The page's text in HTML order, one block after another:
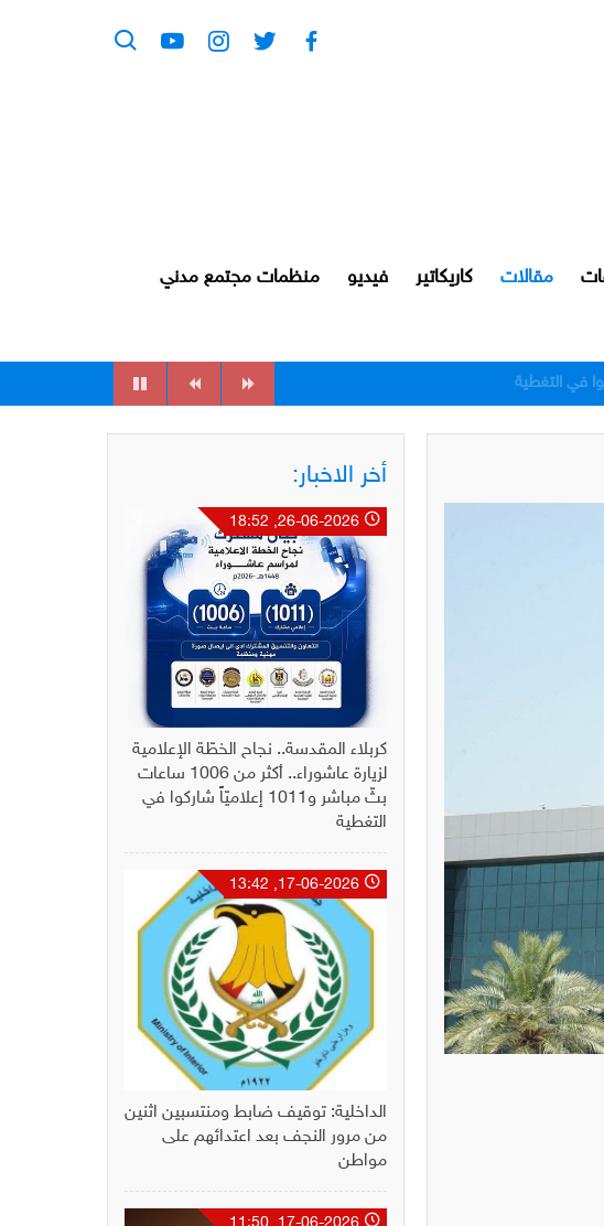
مقالات كاريكاتير فيديو منظمات مجتمع مدني
أخر الاخبار:
كربلاء المقدسة.. نجاح الخطّة الإعلامية
لزيارة عاشوراء.. أكثر من 1006 ساعات
بثّ مباشر و1011 إعلاميّاً شاركوا في
التغطية
الداخلية: توقيف ضابط ومنتسبين اثنين
من مرور النجف بعد اعتدائهم على
مواطن